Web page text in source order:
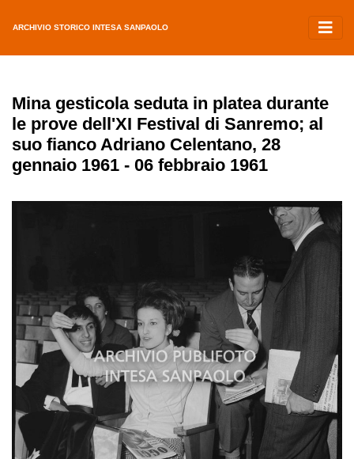
ARCHIVIO STORICO INTESA SANPAOLO
Mina gesticola seduta in platea durante
le prove dell'XI Festival di Sanremo; al
suo fianco Adriano Celentano, 28
gennaio 1961 - 06 febbraio 1961